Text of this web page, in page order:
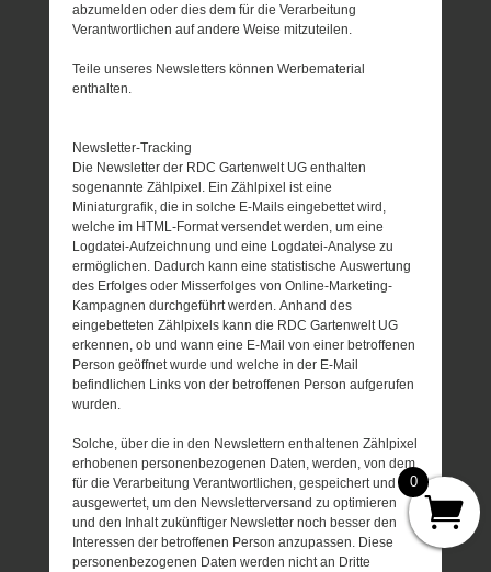
abzumelden oder dies dem für die Verarbeitung
Verantwortlichen auf andere Weise mitzuteilen.
Teile unseres Newsletters können Werbematerial
enthalten.
Newsletter-Tracking
Die Newsletter der RDC Gartenwelt UG enthalten
sogenannte Zählpixel. Ein Zählpixel ist eine
Miniaturgrafik, die in solche E-Mails eingebettet wird,
welche im HTML-Format versendet werden, um eine
Logdatei-Aufzeichnung und eine Logdatei-Analyse zu
ermöglichen. Dadurch kann eine statistische Auswertung
des Erfolges oder Misserfolges von Online-Marketing-
Kampagnen durchgeführt werden. Anhand des
eingebetteten Zählpixels kann die RDC Gartenwelt UG
erkennen, ob und wann eine E-Mail von einer betroffenen
Person geöffnet wurde und welche in der E-Mail
befindlichen Links von der betroffenen Person aufgerufen
wurden.
Solche, über die in den Newslettern enthaltenen Zählpixel
erhobenen personenbezogenen Daten, werden, von dem
für die Verarbeitung Verantwortlichen, gespeichert und
ausgewertet, um den Newsletterversand zu optimieren
und den Inhalt zukünftiger Newsletter noch besser den
Interessen der betroffenen Person anzupassen. Diese
personenbezogenen Daten werden nicht an Dritte
0